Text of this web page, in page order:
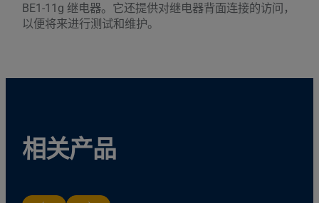
BE1-11g 继电器。它还提供对继电器背面连接的访问，
以便将来进行测试和维护。
相关产品